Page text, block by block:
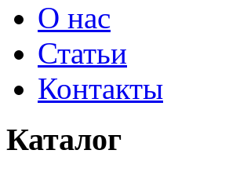
О нас
Статьи
Контакты
Каталог